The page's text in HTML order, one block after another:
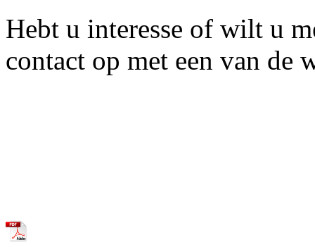
Hebt u interesse of wilt u
contact op met een van de